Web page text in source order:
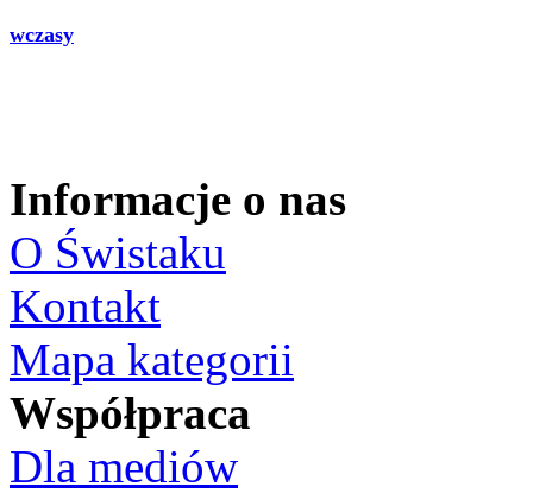
wczasy
Informacje o nas
O Świstaku
Kontakt
Mapa kategorii
Współpraca
Dla mediów